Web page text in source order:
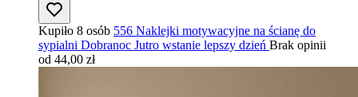
Kupiło 8 osób 556 Naklejki motywacyjne na ścianę do
sypialni Dobranoc Jutro wstanie lepszy dzień Brak opinii
od 44,00 zł